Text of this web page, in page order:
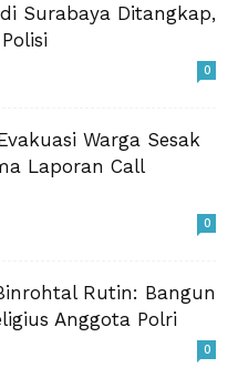
Surabaya Ditangkap,
0
Warga Sesak
Laporan Call
0
Rutin: Bangun
Anggota Polri
0